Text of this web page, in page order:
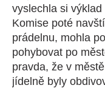
vyslechla si
Komise poté
prádelnu, mohla
pohybovat po
pravda, že v
jídelně byly